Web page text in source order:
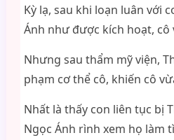
Kỳ lạ, sau khi loạn luân với
Ánh như được kích hoạt, cô
Nhưng sau thẩm mỹ viện,
phạm cơ thể cô, khiến cô
Nhất là thấy con liên tục bị
Ngọc Ánh rình xem họ làm